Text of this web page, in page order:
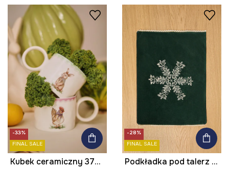
-33%
FINAL SALE
Kubek ceramiczny 370 ml wzorzysty
-28%
FINAL SALE
Podkładka pod talerz świąteczna 35 x 45 cm (2-pack)